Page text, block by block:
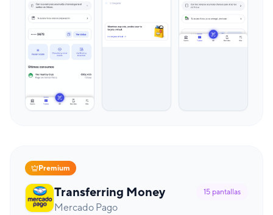
Premium
Transferring Money
Mercado Pago
15 pantallas